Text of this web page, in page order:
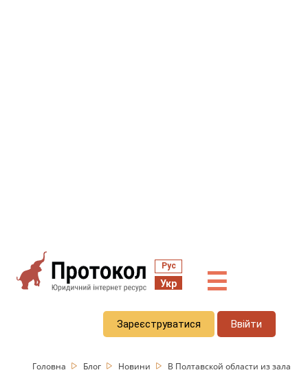
Рус
Укр ☰
Зареєструватися Ввійти
Головна Блог Новини
В Полтавской области из зала